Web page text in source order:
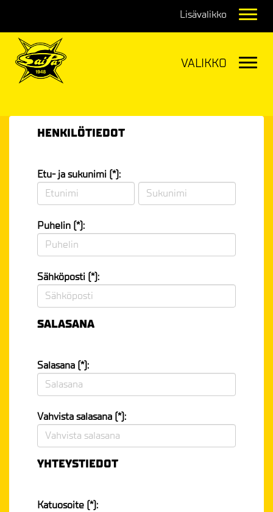
HENKILÖTIEDOT
Etu- ja sukunimi (*):
Puhelin (*):
Sähköposti (*):
SALASANA
Salasana (*):
Vahvista salasana (*):
YHTEYSTIEDOT
Katuosoite (*):